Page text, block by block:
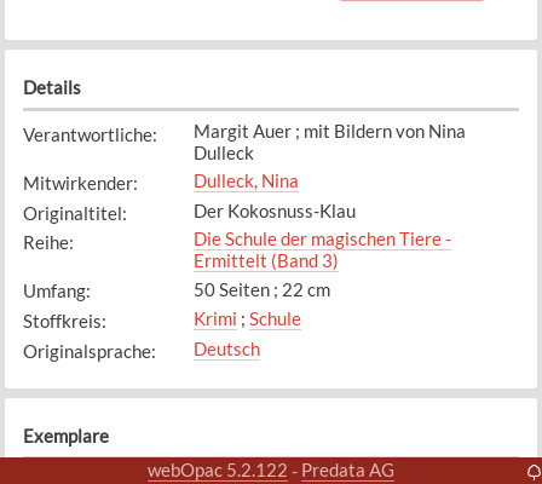
Details
Verantwortliche:
Margit Auer ; mit Bildern von Nina
Dulleck
Mitwirkender:
Dulleck, Nina
Originaltitel:
Der Kokosnuss-Klau
Reihe:
Die Schule der magischen Tiere -
Ermittelt (Band 3)
Umfang:
50 Seiten ; 22 cm
Stoffkreis: Krimi ; Schule
Originalsprache: Deutsch
Exemplare
webOpac 5.2.122 - Predata AG